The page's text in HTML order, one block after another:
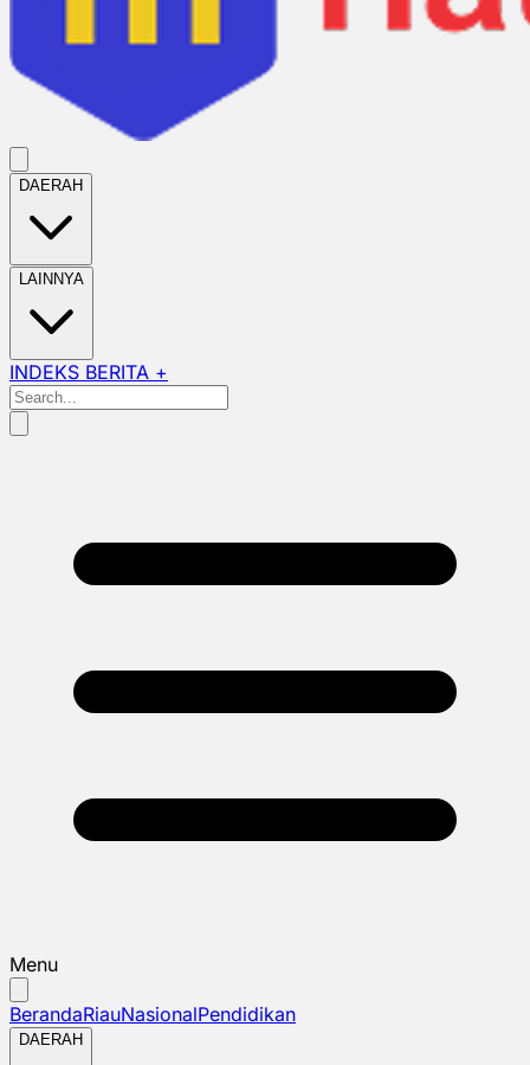
DAERAH
LAINNYA
INDEKS BERITA +
Menu
BerandaRiauNasionalPendidikan
DAERAH